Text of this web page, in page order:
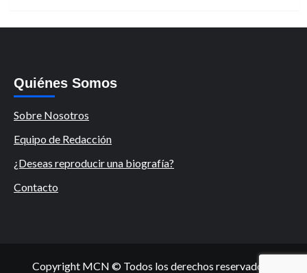
Quiénes Somos
Sobre Nosotros
Equipo de Redacción
¿Deseas reproducir una biografía?
Contacto
Copyright MCN © Todos los derechos reservados.